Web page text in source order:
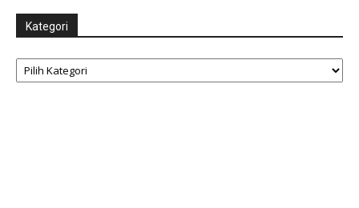
Kategori
Kategori